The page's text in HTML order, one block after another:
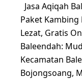
Jasa Aqiqah
Paket
Lezat, Gratis
Baleendah:
Kecamatan
Bojongsoang,